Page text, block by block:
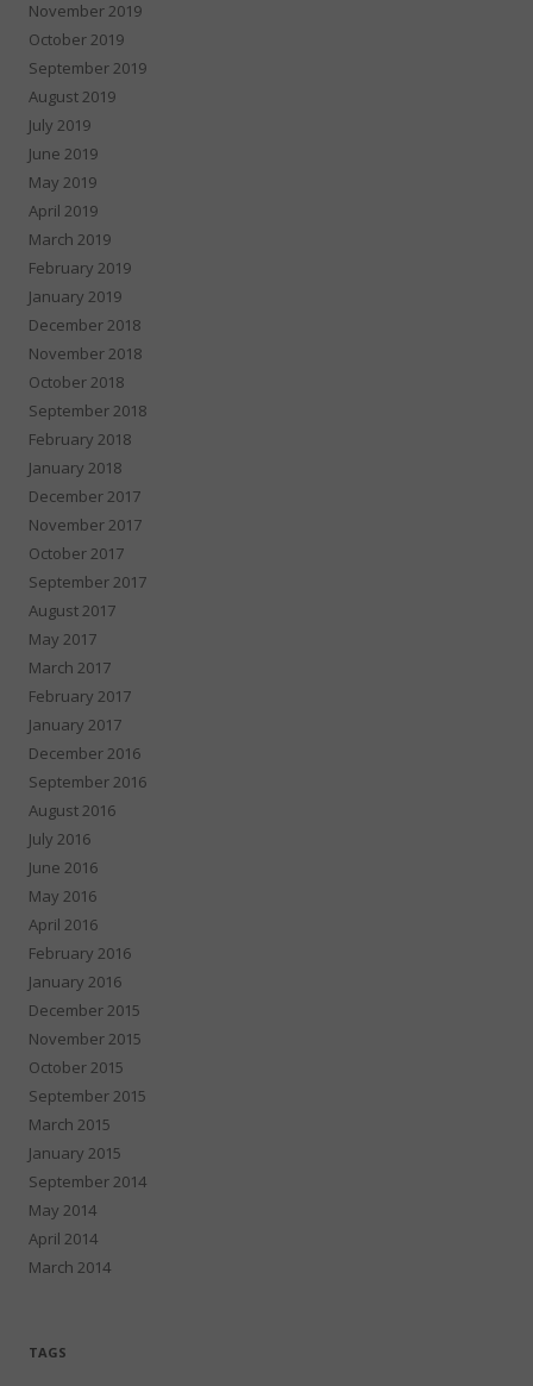
November 2019
October 2019
September 2019
August 2019
July 2019
June 2019
May 2019
April 2019
March 2019
February 2019
January 2019
December 2018
November 2018
October 2018
September 2018
February 2018
January 2018
December 2017
November 2017
October 2017
September 2017
August 2017
May 2017
March 2017
February 2017
January 2017
December 2016
September 2016
August 2016
July 2016
June 2016
May 2016
April 2016
February 2016
January 2016
December 2015
November 2015
October 2015
September 2015
March 2015
January 2015
September 2014
May 2014
April 2014
March 2014
TAGS